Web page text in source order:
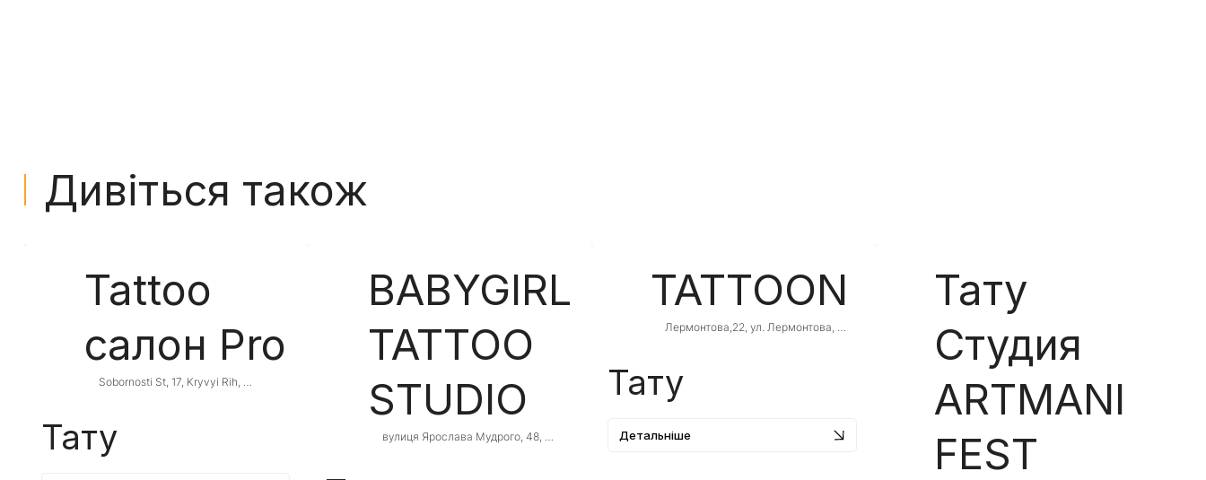
Дивіться також
Tattoo
салон Pro
Sobornosti St, 17, Kryvyi Rih,
Тату
BABYGIRL
TATTOO
STUDIO
вулиця Ярослава Мудрого, 48,
TATTOON
Лермонтова,22, ул. Лермонтова,
Тату
Детальніше
Тату
Студия
ARTMANI
FEST